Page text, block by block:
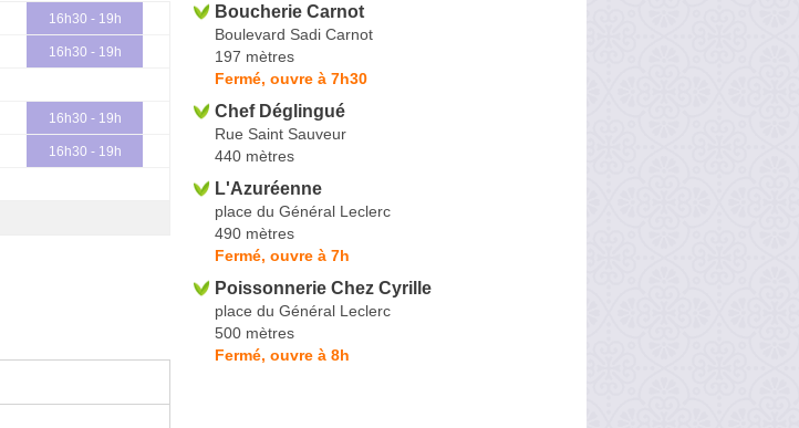
16h30 - 19h
16h30 - 19h
16h30 - 19h
16h30 - 19h
Boucherie Carnot
Boulevard Sadi Carnot
197 mètres
Fermé, ouvre à 7h30
Chef Déglingué
Rue Saint Sauveur
440 mètres
L'Azuréenne
place du Général Leclerc
490 mètres
Fermé, ouvre à 7h
Poissonnerie Chez Cyrille
place du Général Leclerc
500 mètres
Fermé, ouvre à 8h